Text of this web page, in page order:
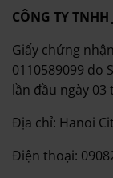
CÔNG TY TNHH
Giấy chứng
0110589099 do
lần đầu ngày 03
Địa chỉ: Hanoi
Điện thoại: